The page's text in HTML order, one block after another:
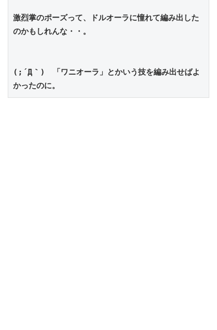
激烈掌のポーズって、ドルオーラに憧れて編み出した
のかもしれんな・・。
(;´Д｀)
「ワニオーラ」とかいう技を編み出せばよ
かったのに。